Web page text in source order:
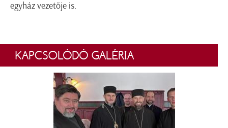
egyház vezetője is.
KAPCSOLÓDÓ GALÉRIA